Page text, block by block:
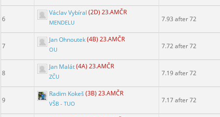
6
Václav Vybíral (2D) 23.AMČR
MENDELU 7.93 after 72
7
Jan Ohnoutek(4B) 23.AMČR
OU 7.72 after 72
8
Jan Malát(4A) 23.AMČR
ZČU 7.19 after 72
9
Radim Kokeš (3B) 23.AMČR
VŠB - TUO 7.17 after 72